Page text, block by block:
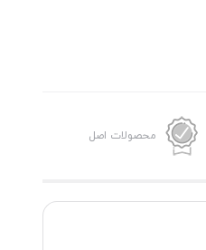
محصولات اصل